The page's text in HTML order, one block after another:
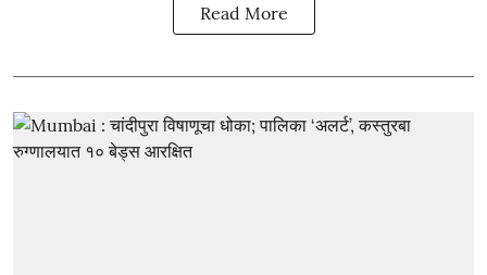
Read More